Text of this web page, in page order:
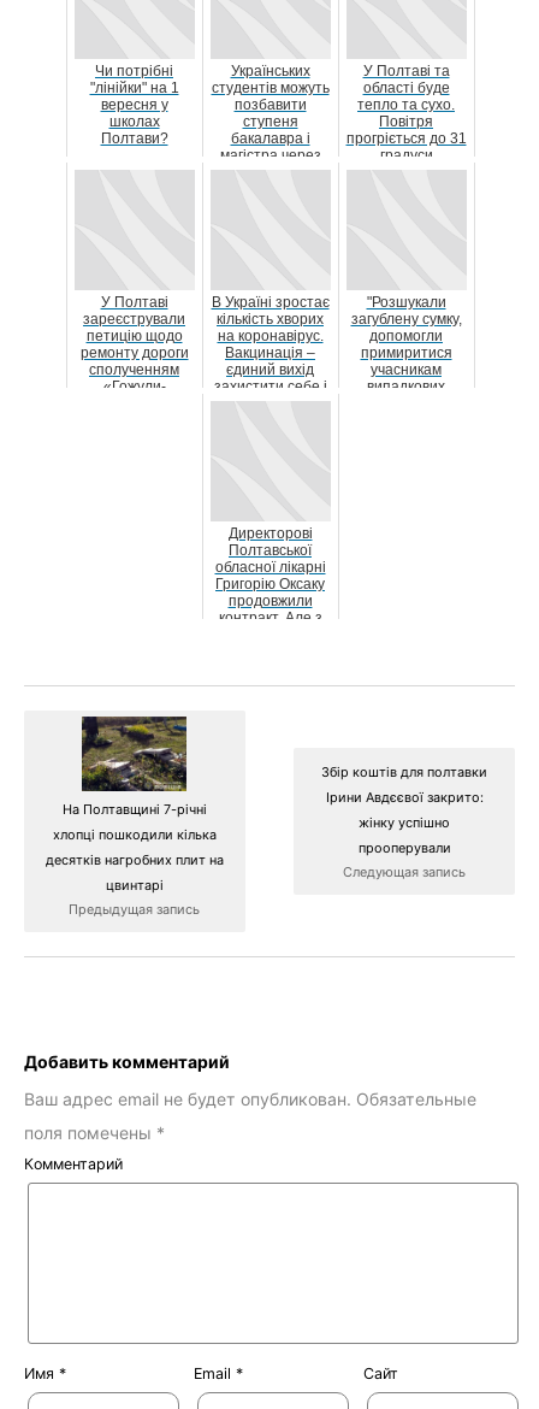
Чи потрібні
"лінійки" на 1
вересня у
школах
Полтави?
Українських
студентів можуть
позбавити
ступеня
бакалавра і
магістра через
плагіат
У Полтаві та
області буде
тепло та сухо.
Повітря
прогріється до 31
градуси
У Полтаві
зареєстрували
петицію щодо
ремонту дороги
сполученням
«Гожули-
В Україні зростає
кількість хворих
на коронавірус.
Вакцинація –
єдиний вихід
захистити себе і
своїх ...
"Розшукали
загублену сумку,
допомогли
примиритися
учасникам
випадкових
Директорові
Полтавської
обласної лікарні
Григорію Оксаку
продовжили
контракт. Але з
На Полтавщині 7-річні
хлопці пошкодили кілька
десятків нагробних плит на
цвинтарі
Предыдущая запись
Збір коштів для полтавки
Ірини Авдєєвої закрито:
жінку успішно
прооперували
Следующая запись
Добавить комментарий
Ваш адрес email не будет опубликован. Обязательные
поля помечены *
Комментарий
Имя * Email * Сайт